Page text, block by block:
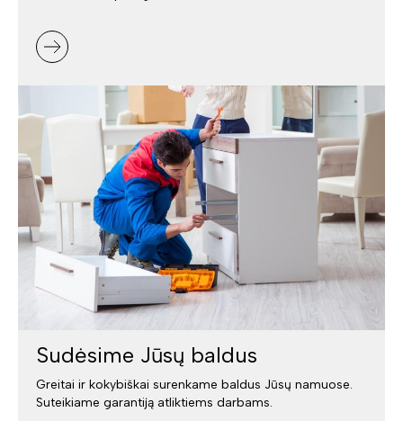
Sudėsime Jūsų baldus
Greitai ir kokybiškai surenkame baldus Jūsų namuose.
Suteikiame garantiją atliktiems darbams.